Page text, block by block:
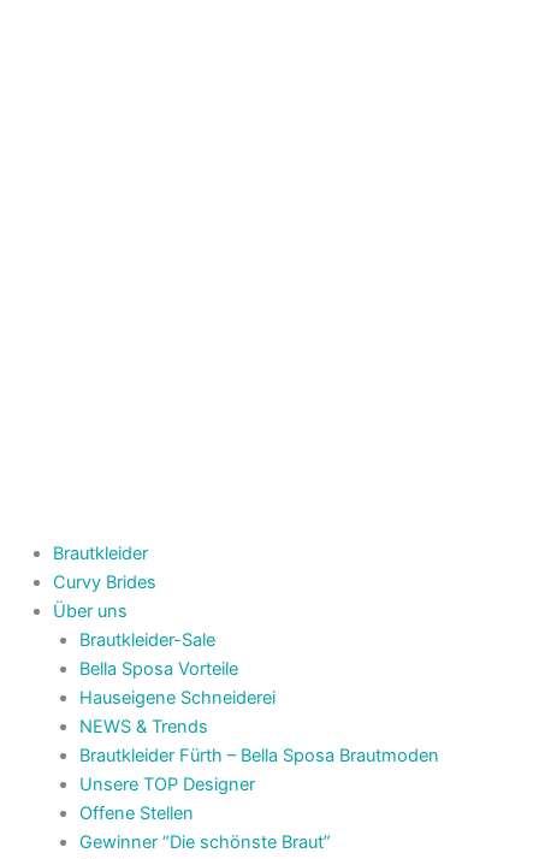
Brautkleider
Curvy Brides
Über uns
Brautkleider-Sale
Bella Sposa Vorteile
Hauseigene Schneiderei
NEWS & Trends
Brautkleider Fürth – Bella Sposa Brautmoden
Unsere TOP Designer
Offene Stellen
Gewinner “Die schönste Braut”